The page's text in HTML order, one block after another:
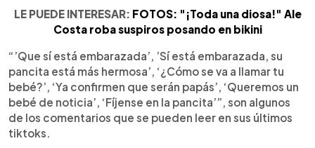
LE PUEDE INTERESAR: FOTOS: "¡Toda una diosa!" Ale
Costa roba suspiros posando en bikini
“’Que sí está embarazada’, ’Sí está embarazada, su
pancita está más hermosa’, ‘¿Cómo se va a llamar tu
bebé?’, ‘Ya confirmen que serán papás’, ‘Queremos un
bebé de noticia’, ‘Fíjense en la pancita’”, son algunos
de los comentarios que se pueden leer en sus últimos
tiktoks.